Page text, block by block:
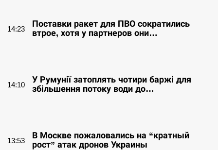
14:23
Поставки ракет для ПВО сократились
втрое, хотя у партнеров они…
14:10
У Румунії затоплять чотири баржі для
збільшення потоку води до…
13:53
В Москве пожаловались на “кратный
рост” атак дронов Украины